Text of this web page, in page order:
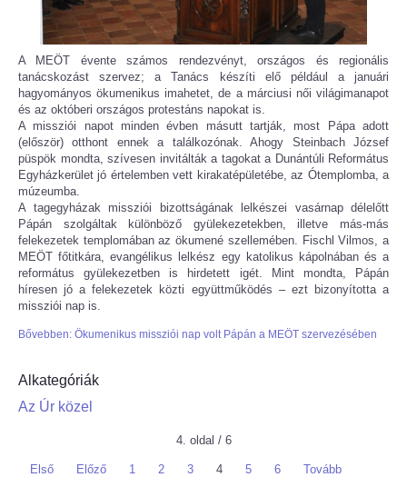
A MEÖT évente számos rendezvényt, országos és regionális
tanácskozást szervez; a Tanács készíti elő például a januári
hagyományos ökumenikus imahetet, de a márciusi női világimanapot
és az októberi országos protestáns napokat is.
A missziói napot minden évben másutt tartják, most Pápa adott
(először) otthont ennek a találkozónak. Ahogy Steinbach József
püspök mondta, szívesen invitálták a tagokat a Dunántúli Református
Egyházkerület jó értelemben vett kirakatépületébe, az Ótemplomba, a
múzeumba.
A tagegyházak missziói bizottságának lelkészei vasárnap délelőtt
Pápán szolgáltak különböző gyülekezetekben, illetve más-más
felekezetek templomában az ökumené szellemében. Fischl Vilmos, a
MEÖT főtitkára, evangélikus lelkész egy katolikus kápolnában és a
református gyülekezetben is hirdetett igét. Mint mondta, Pápán
híresen jó a felekezetek közti együttműködés – ezt bizonyította a
missziói nap is.
Bővebben: Ökumenikus missziói nap volt Pápán a MEÖT szervezésében
Alkategóriák
Az Úr közel
4. oldal / 6
Első Előző 1 2 3 4 5 6
Tovább